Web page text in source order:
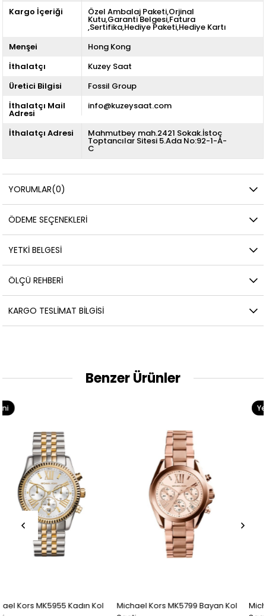
Kargo İçeriği Özel Ambalaj Paketi,Orjinal
Kutu,Garanti Belgesi,Fatura
,Sertifika,Hediye Paketi,Hediye Kartı
Menşei
Hong Kong
İthalatçı
Kuzey Saat
Üretici Bilgisi
Fossil Group
İthalatçı Mail
Adresi
info@kuzeysaat.com
İthalatçı Adresi Mahmutbey mah.2421 Sokak.İstoç
Toptancılar Sitesi 5.Ada No:92-1-A-
C
YORUMLAR(0)
ÖDEME SEÇENEKLERI
YETKİ BELGESİ
ÖLÇÜ REHBERI
KARGO TESLIMAT BILGISI
Benzer Ürünler
Michael Kors MK5799 Bayan Kol
Michael Kors MK5798 Bayan Kol